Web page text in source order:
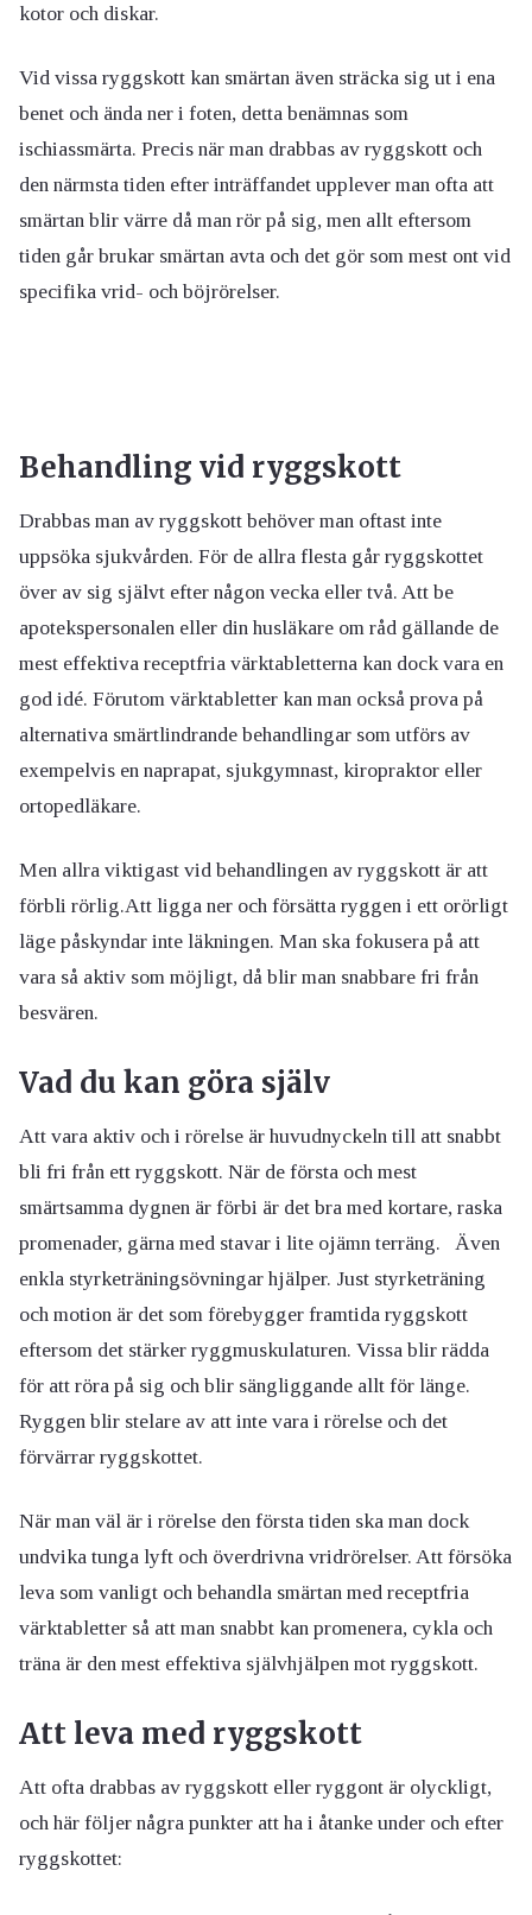
kotor och diskar.
Vid vissa ryggskott kan smärtan även sträcka sig ut i ena
benet och ända ner i foten, detta benämnas som
ischiassmärta. Precis när man drabbas av ryggskott och
den närmsta tiden efter inträffandet upplever man ofta att
smärtan blir värre då man rör på sig, men allt eftersom
tiden går brukar smärtan avta och det gör som mest ont vid
specifika vrid- och böjrörelser.
Behandling vid ryggskott
Drabbas man av ryggskott behöver man oftast inte
uppsöka sjukvården. För de allra flesta går ryggskottet
över av sig självt efter någon vecka eller två. Att be
apotekspersonalen eller din husläkare om råd gällande de
mest effektiva receptfria värktabletterna kan dock vara en
god idé. Förutom värktabletter kan man också prova på
alternativa smärtlindrande behandlingar som utförs av
exempelvis en naprapat, sjukgymnast, kiropraktor eller
ortopedläkare.
Men allra viktigast vid behandlingen av ryggskott är att
förbli rörlig.Att ligga ner och försätta ryggen i ett orörligt
läge påskyndar inte läkningen. Man ska fokusera på att
vara så aktiv som möjligt, då blir man snabbare fri från
besvären.
Vad du kan göra själv
Att vara aktiv och i rörelse är huvudnyckeln till att snabbt
bli fri från ett ryggskott. När de första och mest
smärtsamma dygnen är förbi är det bra med kortare, raska
promenader, gärna med stavar i lite ojämn terräng. Även
enkla styrketräningsövningar hjälper. Just styrketräning
och motion är det som förebygger framtida ryggskott
eftersom det stärker ryggmuskulaturen. Vissa blir rädda
för att röra på sig och blir sängliggande allt för länge.
Ryggen blir stelare av att inte vara i rörelse och det
förvärrar ryggskottet.
När man väl är i rörelse den första tiden ska man dock
undvika tunga lyft och överdrivna vridrörelser. Att försöka
leva som vanligt och behandla smärtan med receptfria
värktabletter så att man snabbt kan promenera, cykla och
träna är den mest effektiva självhjälpen mot ryggskott.
Att leva med ryggskott
Att ofta drabbas av ryggskott eller ryggont är olyckligt,
och här följer några punkter att ha i åtanke under och efter
ryggskottet: